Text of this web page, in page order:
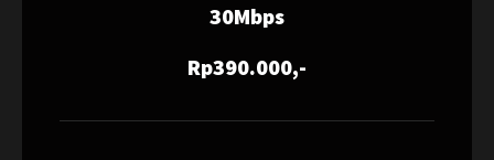
30Mbps
Rp390.000,-